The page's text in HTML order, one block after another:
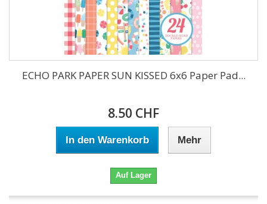
ECHO PARK PAPER SUN KISSED 6x6 Paper Pad...
8.50 CHF
In den Warenkorb Mehr
Auf Lager